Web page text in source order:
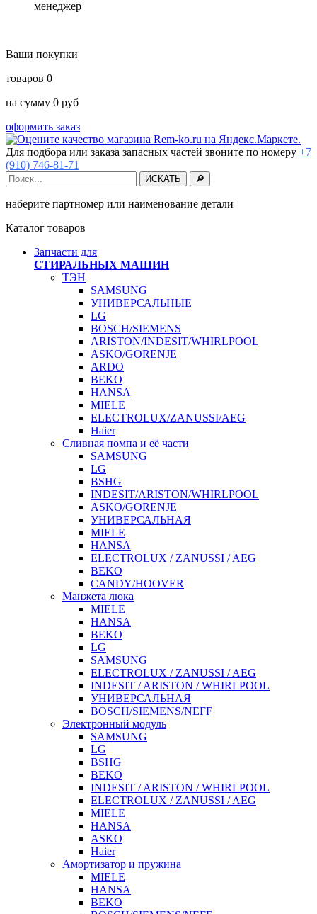
менеджер
Ваши покупки
товаров 0
на сумму 0 руб
оформить заказ
Для подбора или заказа запасных частей звоните по номеру +7
(910) 746-81-71
наберите партномер или наименование детали
Каталог товаров
Запчасти для
СТИРАЛЬНЫХ МАШИН
ТЭН
SAMSUNG
УНИВЕРСАЛЬНЫЕ
LG
BOSCH/SIEMENS
ARISTON/INDESIT/WHIRLPOOL
ASKO/GORENJE
ARDO
BEKO
HANSA
MIELE
ELECTROLUX/ZANUSSI/AEG
Haier
Сливная помпа и её части
SAMSUNG
LG
BSHG
INDESIT/ARISTON/WHIRLPOOL
ASKO/GORENJE
УНИВЕРСАЛЬНАЯ
MIELE
HANSA
ELECTROLUX / ZANUSSI / AEG
BEKO
CANDY/HOOVER
Манжета люка
MIELE
HANSA
BEKO
LG
SAMSUNG
ELECTROLUX / ZANUSSI / AEG
INDESIT / ARISTON / WHIRLPOOL
УНИВЕРСАЛЬНАЯ
BOSCH/SIEMENS/NEFF
Электронный модуль
SAMSUNG
LG
BSHG
BEKO
INDESIT / ARISTON / WHIRLPOOL
ELECTROLUX / ZANUSSI / AEG
MIELE
HANSA
ASKO
Haier
Амортизатор и пружина
MIELE
HANSA
BEKO